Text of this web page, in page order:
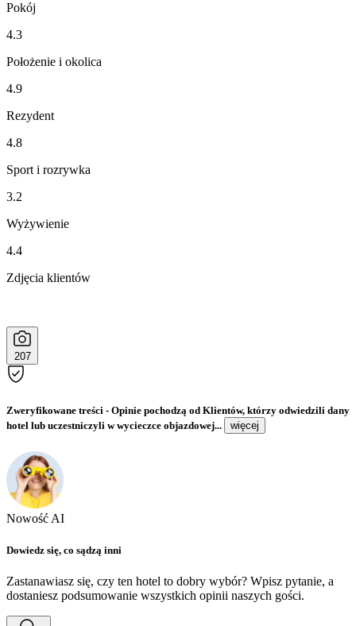
Pokój
4.3
Położenie i okolica
4.9
Rezydent
4.8
Sport i rozrywka
3.2
Wyżywienie
4.4
Zdjęcia klientów
207
Zweryfikowane treści - Opinie pochodzą od Klientów, którzy odwiedzili dany
hotel lub uczestniczyli w wycieczce objazdowej...
więcej
Nowość AI
Dowiedz się, co sądzą inni
Zastanawiasz się, czy ten hotel to dobry wybór? Wpisz pytanie, a
dostaniesz podsumowanie wszystkich opinii naszych gości.